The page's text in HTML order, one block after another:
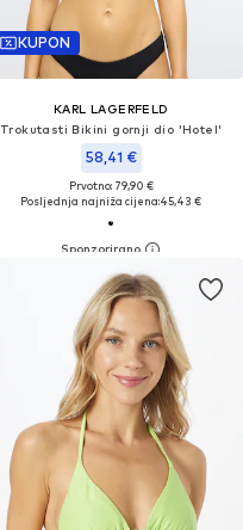
KUPON
KARL LAGERFELD
Trokutasti Bikini gornji dio 'Hotel'
58,41 €
Prvotno: 79,90 €
Posljednja najniža cijena:45,43 €